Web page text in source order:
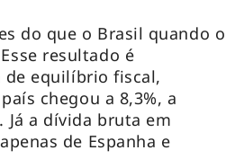
do que o Brasil quando o
resultado é
de equilíbrio fiscal,
chegou a 8,3%, a
a dívida bruta em
de Espanha e